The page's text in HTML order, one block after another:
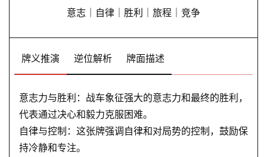
意志｜自律｜胜利｜旅程｜竞争
牌义推演 逆位解析 牌面描述
意志力与胜利：战车象征强大的意志力和最终的胜利，
代表通过决心和毅力克服困难。
自律与控制：这张牌强调自律和对局势的控制，鼓励保
持冷静和专注。